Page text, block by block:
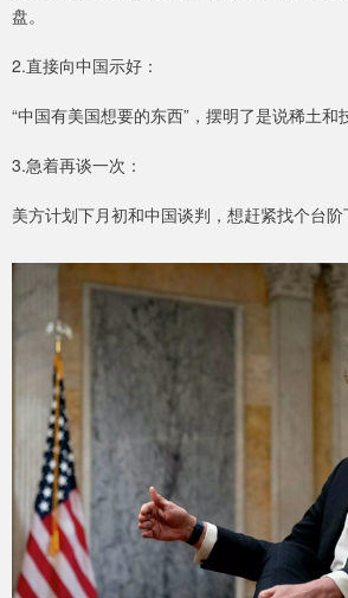
盘。
2.直接向中国示好：
“中国有美国想要的东西”，摆明了是说稀土和
3.急着再谈一次：
美方计划下月初和中国谈判，想赶紧找个台阶